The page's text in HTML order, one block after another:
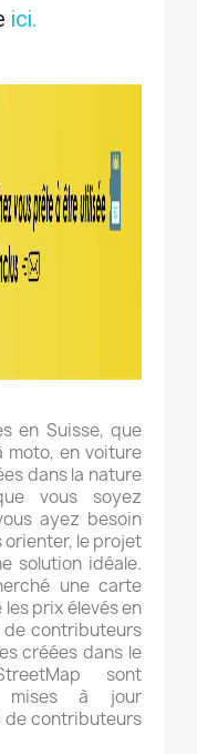
ici.
en Suisse, que
moto, en voiture
dans la nature
vous soyez
ayez besoin
le projet
solution idéale.
une carte
prix élevés en
de contributeurs
créées dans le
sont
mises à jour
de contributeurs